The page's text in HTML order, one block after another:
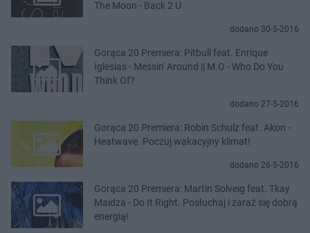
The Moon - Back 2 U
dodano 30-5-2016
Gorąca 20 Premiera: Pitbull feat. Enrique
Iglesias - Messin' Around || M.O - Who Do You
Think Of?
dodano 27-5-2016
Gorąca 20 Premiera: Robin Schulz feat. Akon -
Heatwave. Poczuj wakacyjny klimat!
dodano 26-5-2016
Gorąca 20 Premiera: Martin Solveig feat. Tkay
Maidza - Do It Right. Posłuchaj i zaraź się dobrą
energią!